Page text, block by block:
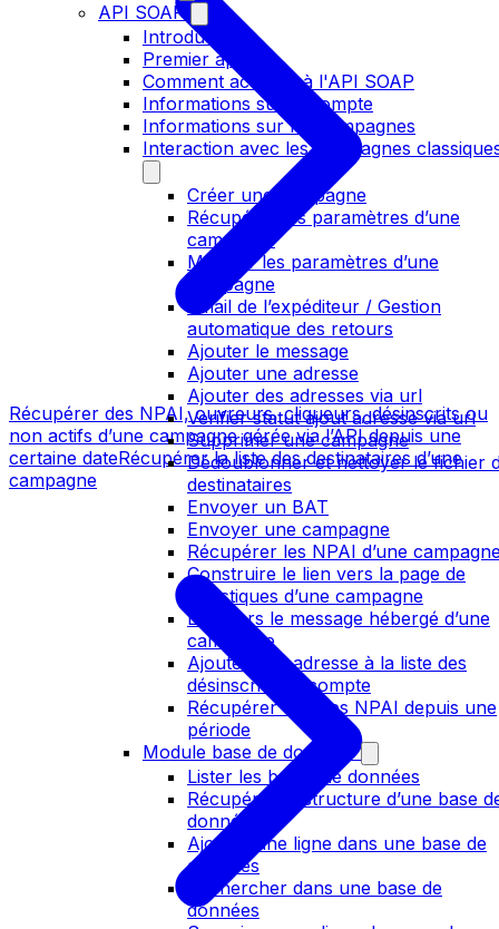
API SOAP
Introduction
Premier appel
Comment accéder à l'API SOAP
Informations sur le compte
Informations sur les campagnes
Interaction avec les campagnes
Créer une campagne
Récupérer les paramètres d’une
campagne
Modifier les paramètres d’une
campagne
Email de l’expéditeur / Gestion
automatique des retours
Ajouter le message
Ajouter une adresse
Ajouter des adresses via url
Verifier statut ajout adresse via url
Supprimer une campagne
Dédoublonner et nettoyer le fichier
destinataires
Envoyer un BAT
Envoyer une campagne
Récupérer les NPAI d’une
Construire le lien vers la page de
statistiques d’une campagne
Lien vers le message hébergé d’une
campagne
Ajouter une adresse à la liste des
désinscrits du compte
Récupérer tous les NPAI depuis une
période
Module base de données
Lister les bases de données
Récupérer la structure d’une base
données
Ajouter une ligne dans une base de
données
Rechercher dans une base de
données
Récupérer des NPAI, ouvreurs, cliqueurs, désinscrits ou
non actifs d’une campagne gérée via l’API depuis une
certaine dateRécupérer la liste des destinataires d’une
campagne